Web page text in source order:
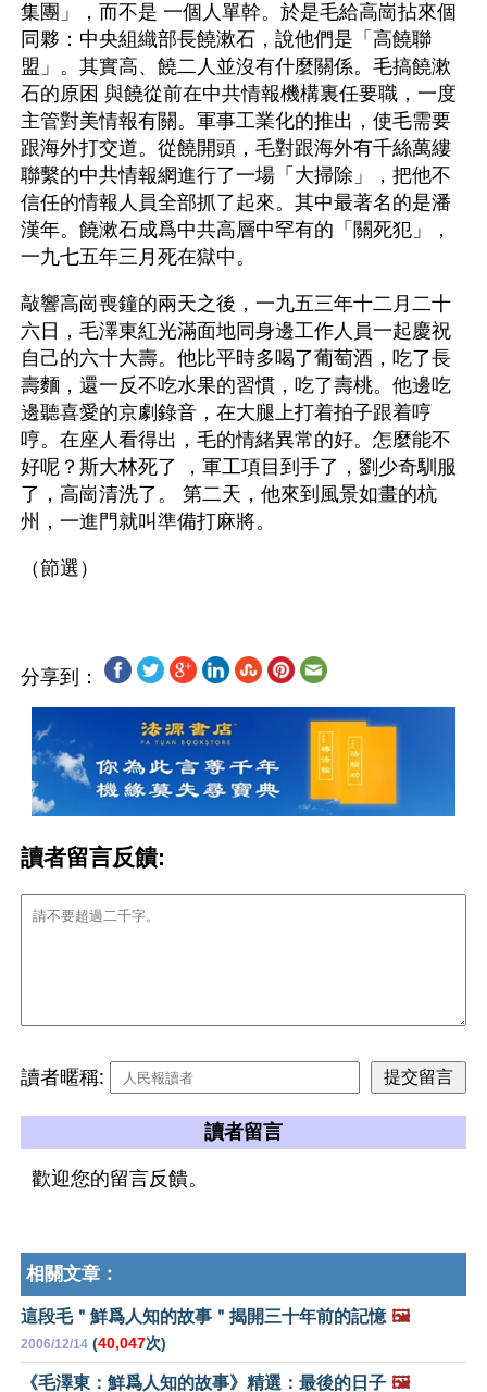
集團」，而不是 一個人單幹。於是毛給高崗拈來個
同夥：中央組織部長饒漱石，說他們是「高饒聯
盟」。其實高、饒二人並沒有什麼關係。毛搞饒漱
石的原困 與饒從前在中共情報機構裏任要職，一度
主管對美情報有關。軍事工業化的推出，使毛需要
跟海外打交道。從饒開頭，毛對跟海外有千絲萬縷
聯繫的中共情報網進行了一場「大掃除」，把他不
信任的情報人員全部抓了起來。其中最著名的是潘
漢年。饒漱石成爲中共高層中罕有的「關死犯」，
一九七五年三月死在獄中。
敲響高崗喪鐘的兩天之後，一九五三年十二月二十
六日，毛澤東紅光滿面地同身邊工作人員一起慶祝
自己的六十大壽。他比平時多喝了葡萄酒，吃了長
壽麵，還一反不吃水果的習慣，吃了壽桃。他邊吃
邊聽喜愛的京劇錄音，在大腿上打着拍子跟着哼
哼。在座人看得出，毛的情緒異常的好。怎麼能不
好呢？斯大林死了 ，軍工項目到手了，劉少奇馴服
了，高崗清洗了。 第二天，他來到風景如畫的杭
州，一進門就叫準備打麻將。
分享到：
讀者留言反饋:
讀者暱稱:
讀者留言
歡迎您的留言反饋。
相關文章：
這段毛＂鮮爲人知的故事＂揭開三十年前的記憶 🖼️
2006/12/14 (40,047次)
《毛澤東：鮮爲人知的故事》精選：最後的日子 🖼️